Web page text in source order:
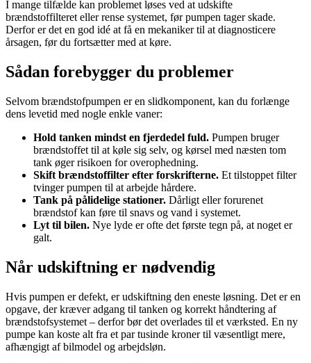
I mange tilfælde kan problemet løses ved at udskifte
brændstoffilteret eller rense systemet, før pumpen tager skade.
Derfor er det en god idé at få en mekaniker til at diagnosticere
årsagen, før du fortsætter med at køre.
Sådan forebygger du problemer
Selvom brændstofpumpen er en slidkomponent, kan du forlænge
dens levetid med nogle enkle vaner:
Hold tanken mindst en fjerdedel fuld. Pumpen bruger
brændstoffet til at køle sig selv, og kørsel med næsten tom
tank øger risikoen for overophedning.
Skift brændstoffilter efter forskrifterne. Et tilstoppet filter
tvinger pumpen til at arbejde hårdere.
Tank på pålidelige stationer. Dårligt eller forurenet
brændstof kan føre til snavs og vand i systemet.
Lyt til bilen. Nye lyde er ofte det første tegn på, at noget er
galt.
Når udskiftning er nødvendig
Hvis pumpen er defekt, er udskiftning den eneste løsning. Det er en
opgave, der kræver adgang til tanken og korrekt håndtering af
brændstofsystemet – derfor bør det overlades til et værksted. En ny
pumpe kan koste alt fra et par tusinde kroner til væsentligt mere,
afhængigt af bilmodel og arbejdsløn.